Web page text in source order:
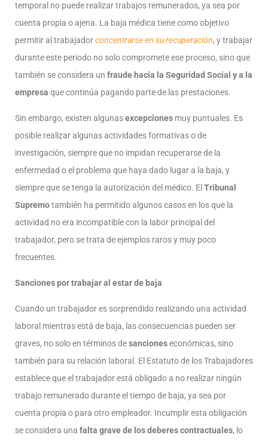
temporal no puede realizar trabajos remunerados, ya sea por
cuenta propia o ajena. La baja médica tiene como objetivo
permitir al trabajadorconcentrarse en su recuperación, y trabajar
durante este periodo no solo compromete ese proceso, sino que
también se considera un fraude hacia la Seguridad Social y a la
empresa que continúa pagando parte de las prestaciones.
Sin embargo, existen algunasexcepciones muy puntuales. Es
posible realizar algunas actividades formativas o de
investigación, siempre que no impidan recuperarse de la
enfermedad o el problema que haya dado lugar a la baja, y
siempre que se tenga la autorización del médico. El Tribunal
Supremotambién ha permitido algunos casos en los que la
actividad no era incompatible con la labor principal del
trabajador, pero se trata de ejemplos raros y muy poco
frecuentes.
Sanciones por trabajar al estar de baja
Cuando un trabajador es sorprendido realizando una actividad
laboral mientras está de baja, las consecuencias pueden ser
graves, no solo en términos desancioneseconómicas, sino
también para su relación laboral. El Estatuto de los Trabajadores
establece que el trabajador está obligado a no realizar ningún
trabajo remunerado durante el tiempo de baja, ya sea por
cuenta propia o para otro empleador. Incumplir esta obligación
se considera una falta grave de los deberes contractuales, lo